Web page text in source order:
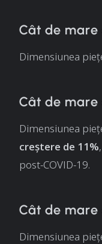
Cât de mare
Dimensiunea
Cât de mare
Dimensiunea
creștere de 11%
post-COVID-19.
Cât de mare
Dimensiunea